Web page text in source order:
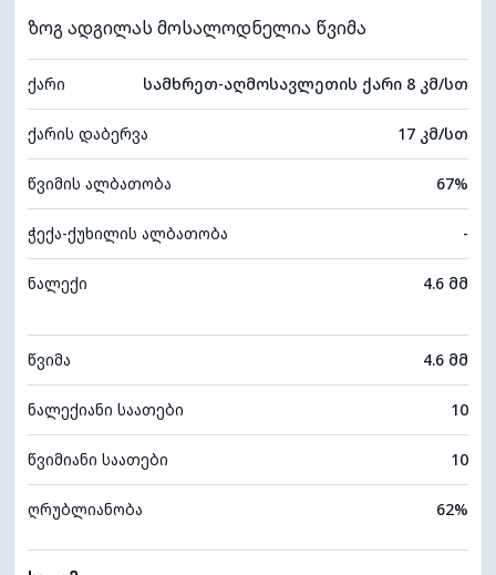
ზოგ ადგილას მოსალოდნელია წვიმა
ქარი სამხრეთ-აღმოსავლეთის ქარი 8 კმ/სთ
ქარის დაბერვა 17 კმ/სთ
წვიმის ალბათობა 67%
ჭექა-ქუხილის ალბათობა -
ნალექი 4.6 მმ
წვიმა 4.6 მმ
ნალექიანი საათები 10
წვიმიანი საათები 10
ღრუბლიანობა 62%